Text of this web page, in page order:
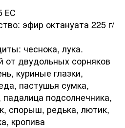
ЕС
эфир октануата 225 г/
чеснока, лука.
двудольных сорняков
куриные глазки,
пастушья сумка,
подсолнечника,
спорыш, редька, лютик,
кропива